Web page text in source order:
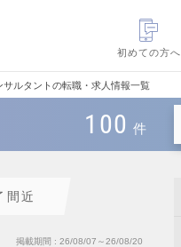
初めての方へ
ルタントの転職・求人情報一覧
100 件
間近
掲載期間 26/08/07～26/08/20